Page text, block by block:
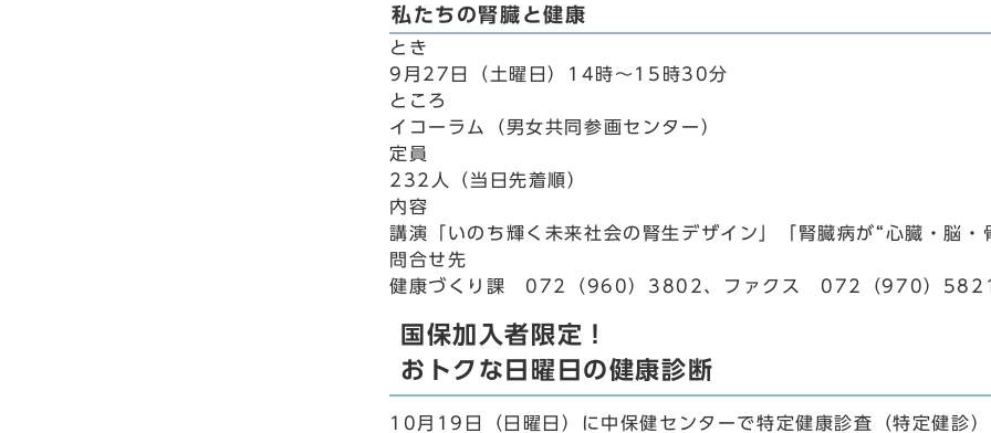
私たちの腎臓と健康
とき
9月27日（土曜日）14時～15時30分
ところ
イコーラム（男女共同参画センター）
定員
232人（当日先着順）
内容
講演「いのち輝く未来社会の腎生デザイン」「腎臓病が“心臓・脳・
問合せ先
健康づくり課 072（960）3802、ファクス 072（970）5821
国保加入者限定！
おトクな日曜日の健康診断
10月19日（日曜日）に中保健センターで特定健康診査（特定健診）